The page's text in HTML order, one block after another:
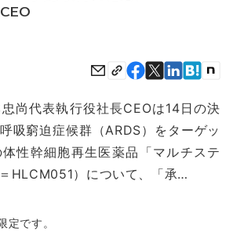
CEO
尚代表執行役社長CEOは14日の決
吸窮迫症候群（ARDS）をターゲッ
体性幹細胞再生医薬品「マルチステ
HLCM051）について、「承…
定です。